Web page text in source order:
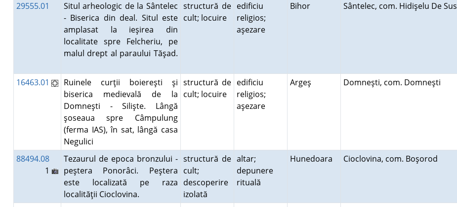
29555.01
Situl arheologic de la Sântelec
- Biserica din deal. Situl este
amplasat la ieşirea din
localitate spre Felcheriu, pe
malul drept al paraului Tăşad.
structură de
cult; locuire
edificiu
religios;
aşezare
Bihor Sântelec, com. Hidişelu De Sus
16463.01
Ruinele curţii boiereşti şi
biserica medievală de la
Domneşti - Silişte. Lângă
şoseaua spre Câmpulung
(ferma IAS), în sat, lângă casa
Negulici
structură de
cult; locuire
edificiu
religios;
aşezare
Argeş Domneşti, com. Domneşti
88494.08
1
Tezaurul de epoca bronzului -
peştera Ponorâci. Peştera
este localizată pe raza
localităţii Cioclovina.
structură de
cult;
descoperire
izolată
altar;
depunere
rituală
Hunedoara Cioclovina, com. Boşorod